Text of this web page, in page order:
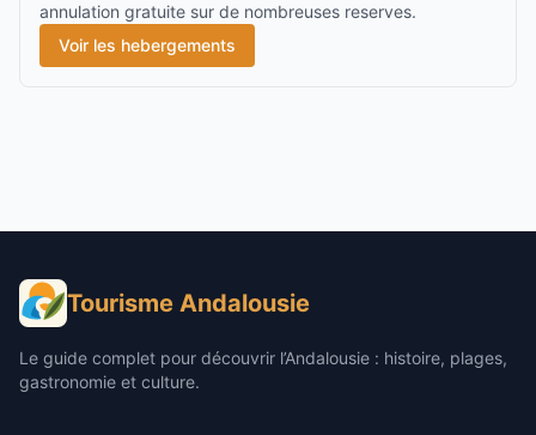
annulation gratuite sur de nombreuses reserves.
Voir les hebergements
Tourisme Andalousie
Le guide complet pour découvrir l’Andalousie : histoire, plages,
gastronomie et culture.